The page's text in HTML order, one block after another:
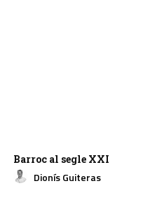
Barroc al segle XXI
Dionís Guiteras